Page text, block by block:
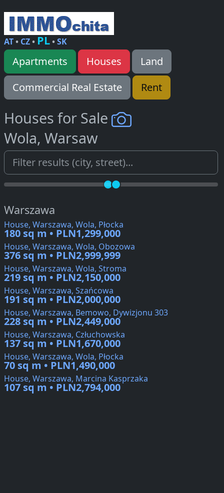
AT• CZ• PL•SK
Apartments Houses
Land
Commercial Real Estate
Rent
Houses for Sale
Wola, Warsaw
Warszawa
House, Warszawa, Wola, Płocka
180 sq m • PLN1,299,000
House, Warszawa, Wola, Obozowa
376 sq m • PLN2,999,999
House, Warszawa, Wola, Stroma
219 sq m • PLN2,150,000
House, Warszawa, Szańcowa
191 sq m • PLN2,000,000
House, Warszawa, Bemowo, Dywizjonu 303
228 sq m • PLN2,449,000
House, Warszawa, Człuchowska
137 sq m • PLN1,670,000
House, Warszawa, Wola, Płocka
70 sq m • PLN1,490,000
House, Warszawa, Marcina Kasprzaka
107 sq m • PLN2,794,000